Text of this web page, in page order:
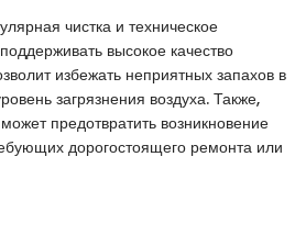
чистка и техническое
высокое качество
избежать неприятных запахов в
загрязнения воздуха. Также,
предотвратить возникновение
дорогостоящего ремонта или